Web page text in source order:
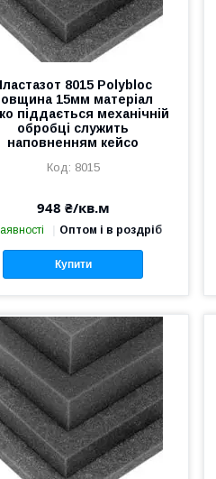
8015 Polybloc
15мм матеріал
піддається механічній
обробці служить
наповненням кейсо
8015
948 ₴/кв.м
Оптом і в роздріб
Купити